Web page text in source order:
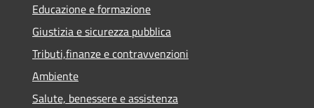
Educazione e formazione
Giustizia e sicurezza pubblica
Tributi,finanze e contravvenzioni
Ambiente
Salute, benessere e assistenza